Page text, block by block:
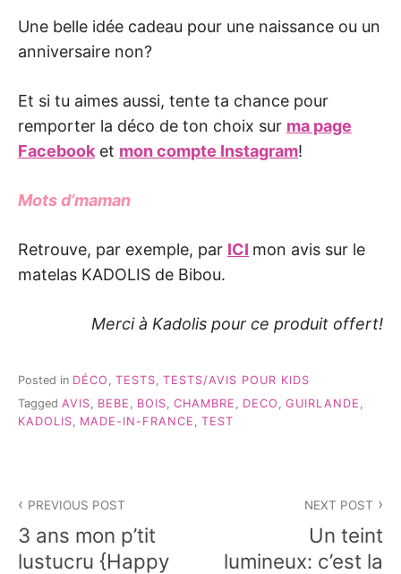
Une belle idée cadeau pour une naissance ou un
anniversaire non?
Et si tu aimes aussi, tente ta chance pour
remporter la déco de ton choix sur ma page
Facebook et mon compte Instagram!
Mots d’maman
Retrouve, par exemple, par ICI mon avis sur le
matelas KADOLIS de Bibou.
Merci à Kadolis pour ce produit offert!
Posted in DÉCO TESTS TESTS/AVIS POUR KIDS
Tagged AVIS, BEBE , BOIS, CHAMBRE , DECO , GUIRLANDE ,
KADOLIS, MADE-IN-FRANCE , TEST
de
l’article
PREVIOUS POST
3 ans mon p’tit
lustucru {Happy
NEXT POST
Un teint
lumineux: c’est la